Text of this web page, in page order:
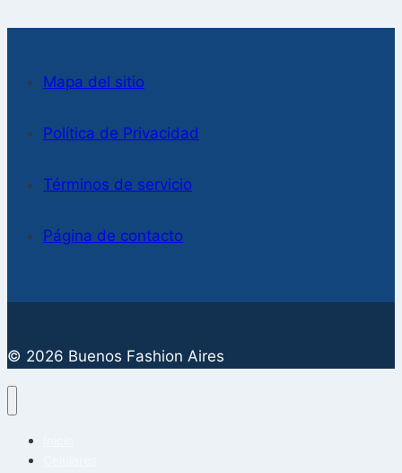
Mapa del sitio
Política de Privacidad
Términos de servicio
Página de contacto
© 2026 Buenos Fashion Aires